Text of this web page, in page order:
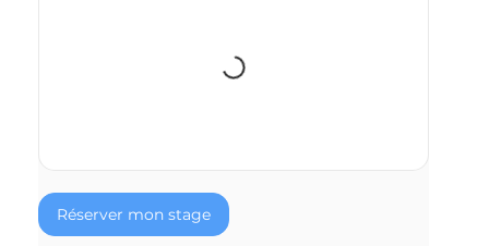
Réserver mon stage